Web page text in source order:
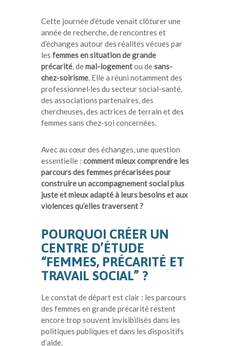
Cette journée d’étude venait clôturer une
année de recherche, de rencontres et
d’échanges autour des réalités vécues par
les femmes en situation de grande
précarité, demal-logementou desans-
chez-soirisme. Elle a réuni notamment des
professionnel·les du secteur social-santé,
des associations partenaires, des
chercheuses, des actrices de terrain et des
femmes sans chez-soi concernées.
Avec au cœur des échanges, une question
essentielle : comment mieux comprendre les
parcours des femmes précarisées pour
construire un accompagnement social plus
juste et mieux adapté à leurs besoins et aux
violences qu’elles traversent ?
POURQUOI CRÉER UN
CENTRE D’ÉTUDE
“FEMMES, PRÉCARITÉ ET
TRAVAIL SOCIAL” ?
Le constat de départ est clair : les parcours
des femmes en grande précarité restent
encore trop souvent invisibilisés dans les
politiques publiques et dans les dispositifs
d’aide.